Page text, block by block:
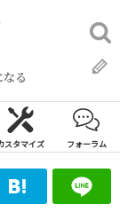
る
検
索:
スタマイズ フォーラム